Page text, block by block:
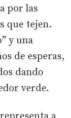
por las
que tejen.
y una
de esperas,
dando
verde.